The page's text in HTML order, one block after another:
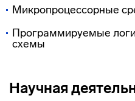
Микропроцессорные
Программируемые
схемы
Научная